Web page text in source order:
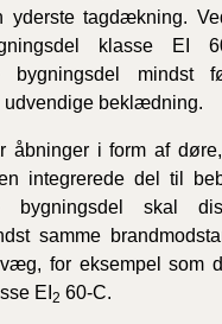
tagdækning.
klasse EI
bygningsdel mindst
udvendige beklædning.
åbninger i form af
integrerede del til
bygningsdel skal
samme
for eksempel som
EI 2 60-C.